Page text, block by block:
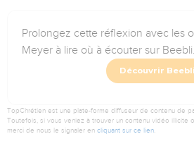
Prolongez cette réflexion avec les
Meyer à lire où à écouter sur Beebli.
Découvrir Beebli
TopChrétien est une plate-forme diffuseur de contenu de
Toutefois, si vous veniez à trouver un contenu vidéo illicite
merci de nous le signaler en cliquant sur ce lien.